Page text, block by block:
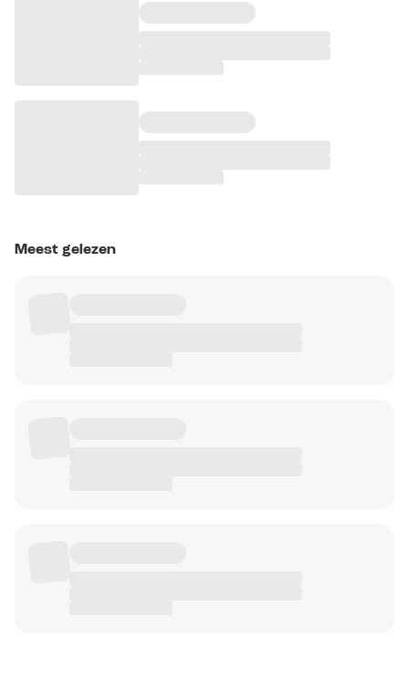
Meest gelezen